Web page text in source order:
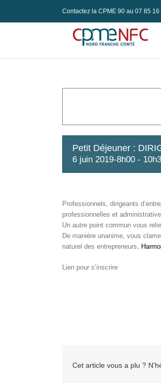
Contactez la CPME 90 au 07 85 16
Petit Déjeuner :
6 juin 2019-8h00 -
Professionnels, dirigeants
professionnelles et
Un autre point commun vous
De manière unanime, vous
naturel des entrepreneurs,
Lien pour s’inscrire
Cet article vous a plu ?